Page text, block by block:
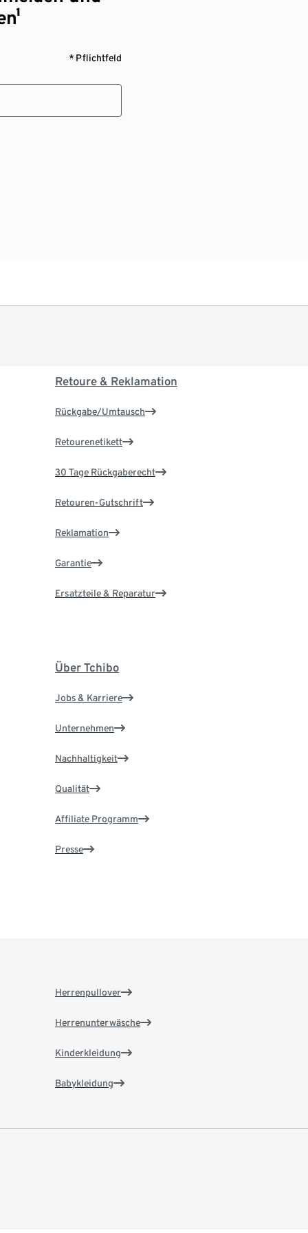
* Pflichtfeld
Retoure & Reklamation
Rückgabe/Umtausch
Retourenetikett
30 Tage Rückgaberecht
Retouren-Gutschrift
Reklamation
Garantie
Ersatzteile & Reparatur
Über Tchibo
Jobs & Karriere
Unternehmen
Nachhaltigkeit
Qualität
Affiliate Programm
Presse
Herrenpullover
Herrenunterwäsche
Kinderkleidung
Babykleidung